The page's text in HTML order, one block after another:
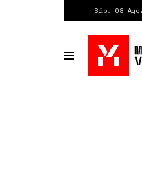
Sáb. 08
Toggle
navigation